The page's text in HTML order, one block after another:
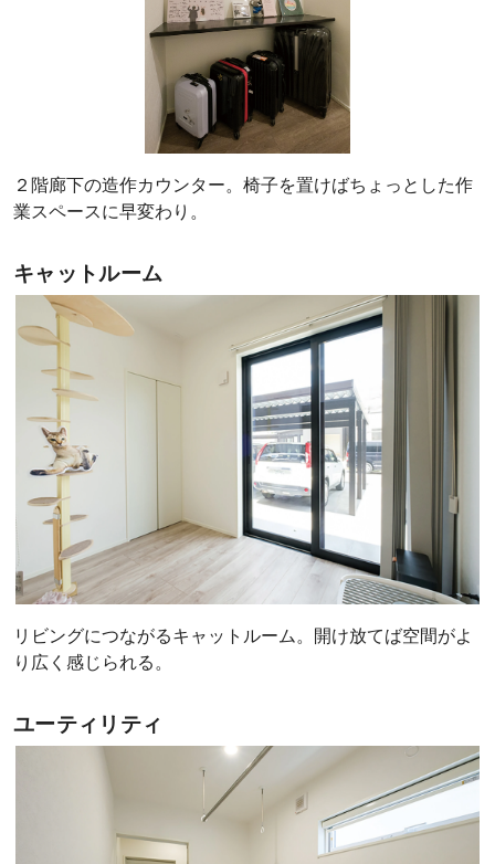
２階廊下の造作カウンター。椅子を置けばちょっとした作
業スペースに早変わり。
キャットルーム
リビングにつながるキャットルーム。開け放てば空間がよ
り広く感じられる。
ユーティリティ